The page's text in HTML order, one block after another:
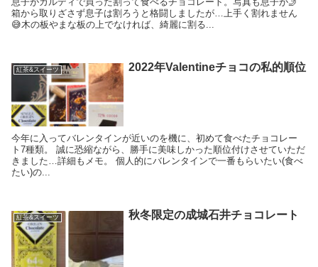
箱から取りざさず息子は割ろうと格闘しましたが…上手く割れません
😅木の板やまな板の上でなければ、綺麗に割る...
紅茶&スイーツ 2022年Valentineチョコの私的順位
今年に入ってバレンタインが近いのを機に、初めて食べたチョコレー
ト7種類。 誠に恐縮ながら、勝手に美味しかった順位付けさせていただ
きました…詳細もメモ。 個人的にバレンタインで一番もらいたい(食べ
たい)の...
紅茶&スイーツ 秋冬限定の成城石井チョコレート